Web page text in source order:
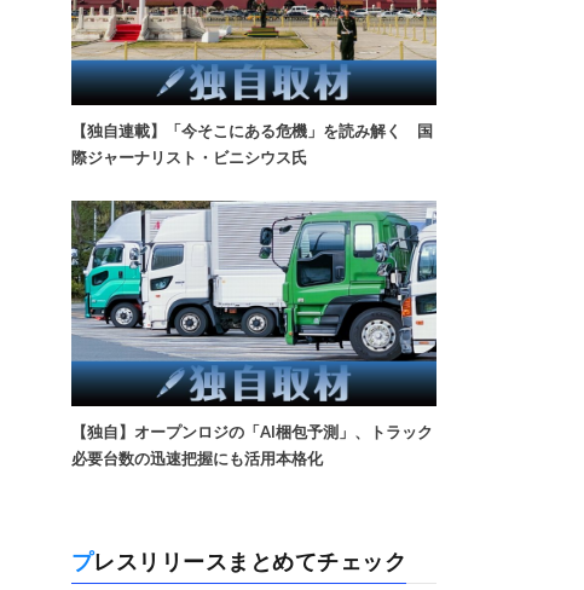
【独自連載】「今そこにある危機」を読み解く 国
際ジャーナリスト・ビニシウス氏
【独自】オープンロジの「AI梱包予測」、トラック
必要台数の迅速把握にも活用本格化
プレスリリースまとめてチェック